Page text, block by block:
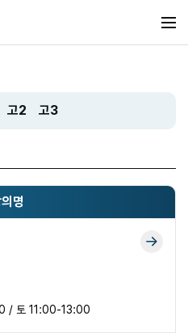
고2 고3
명
/ 토 11:00-13:00